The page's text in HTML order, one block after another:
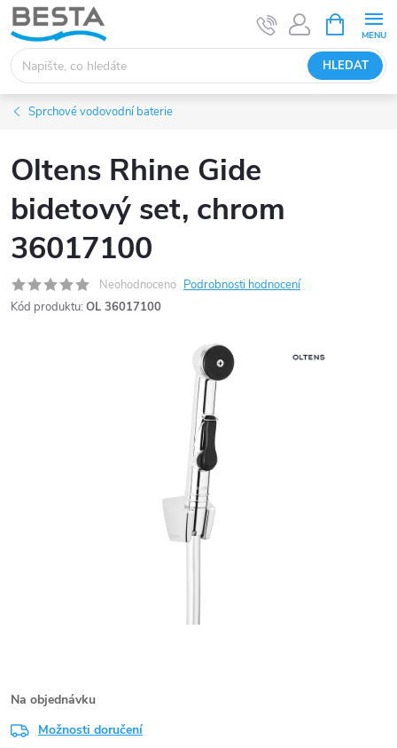
Přejít
na
obsah
HLEDAT
NÁKUPNÍ
KOŠÍK
Sprchové vodovodní baterie
Oltens Rhine Gide
bidetový set, chrom
36017100
Neohodnoceno Podrobnosti hodnocení
Kód produktu: OL 36017100
Na objednávku
Možnosti doručení